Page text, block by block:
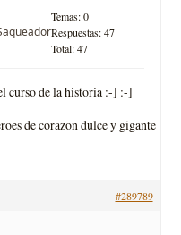
Temas: 0
Respuestas: 47
Total: 47
curso de la historia :-] :-]
de corazon dulce y gigante
#289789